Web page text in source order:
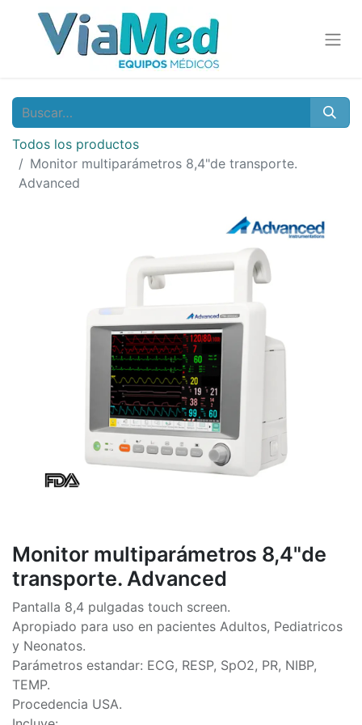
Todos los productos
Monitor multiparámetros 8,4"de transporte.
Advanced
Monitor multiparámetros 8,4"de
transporte. Advanced
Pantalla 8,4 pulgadas touch screen.
Apropiado para uso en pacientes Adultos, Pediatricos
y Neonatos.
Parámetros estandar: ECG, RESP, SpO2, PR, NIBP,
TEMP.
Procedencia USA.